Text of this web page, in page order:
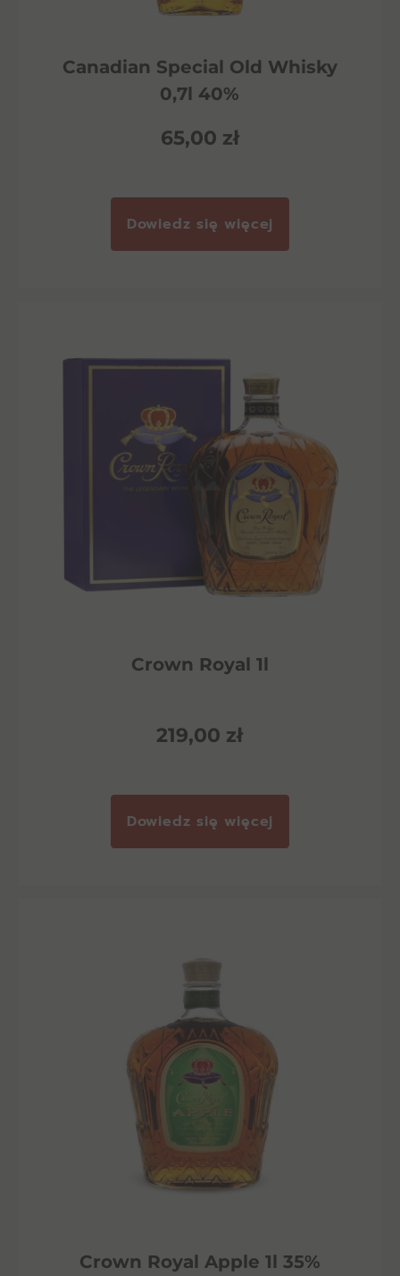
Canadian Special Old Whisky
0,7l 40%
65,00 zł
Dowiedz się więcej
Crown Royal 1l
219,00 zł
Dowiedz się więcej
Crown Royal Apple 1l 35%